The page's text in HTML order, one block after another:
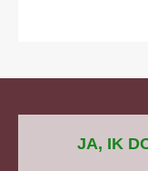
JA, IK